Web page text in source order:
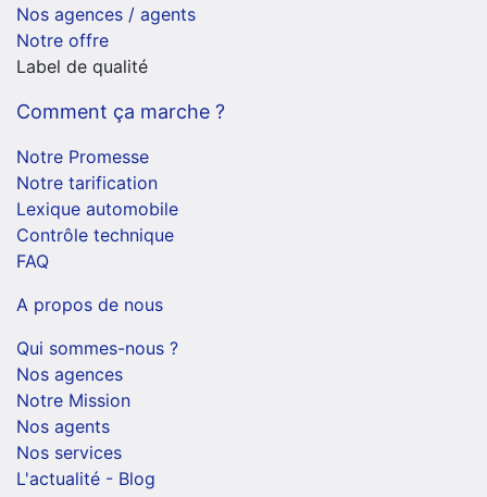
Nos agences / agents
Notre offre
Label de qualité
Comment ça marche ?
Notre Promesse
Notre tarification
Lexique automobile
Contrôle technique
FAQ
A propos de nous
Qui sommes-nous ?
Nos agences
Notre Mission
Nos agents
Nos services
L'actualité - Blog